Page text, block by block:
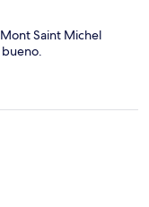
Saint Michel